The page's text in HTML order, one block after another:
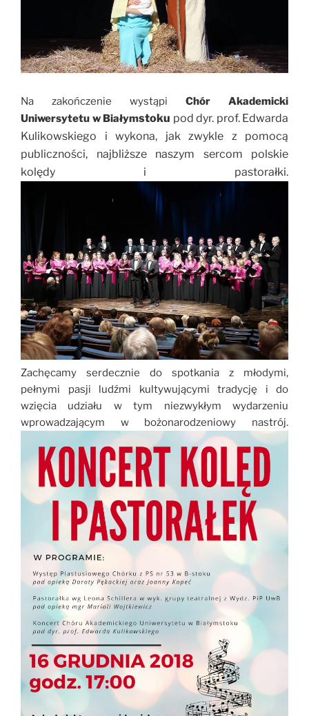
Na zakończenie wystąpi Chór Akademicki
Uniwersytetu w Białymstoku pod dyr. prof. Edwarda
Kulikowskiego i wykona, jak zwykle z pomocą
publiczności, najbliższe naszym sercom polskie
kolędy i pastorałki.
Zachęcamy serdecznie do spotkania z młodymi,
pełnymi pasji ludźmi kultywującymi tradycję i do
wzięcia udziału w tym niezwykłym wydarzeniu
wprowadzającym w bożonarodzeniowy nastrój.